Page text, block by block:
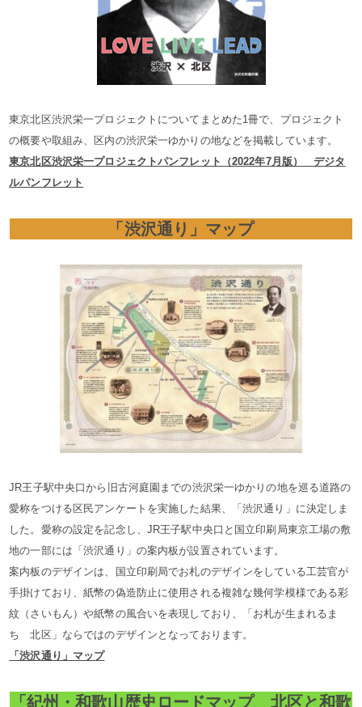
東京北区渋沢栄一プロジェクトについてまとめた1冊で、プロジェクト
の概要や取組み、区内の渋沢栄一ゆかりの地などを掲載しています。
東京北区渋沢栄一プロジェクトパンフレット（2022年7月版） デジタ
ルパンフレット
「渋沢通り」マップ
JR王子駅中央口から旧古河庭園までの渋沢栄一ゆかりの地を巡る道路の
愛称をつける区民アンケートを実施した結果、「渋沢通り」に決定しま
した。愛称の設定を記念し、JR王子駅中央口と国立印刷局東京工場の敷
地の一部には「渋沢通り」の案内板が設置されています。
案内板のデザインは、国立印刷局でお札のデザインをしている工芸官が
手掛けており、紙幣の偽造防止に使用される複雑な幾何学模様である彩
紋（さいもん）や紙幣の風合いを表現しており、「お札が生まれるま
ち 北区」ならではのデザインとなっております。
「渋沢通り」マップ
「紀州・和歌山歴史ロードマップ 北区と和歌